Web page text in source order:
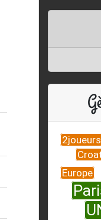
2joueurs
Europe